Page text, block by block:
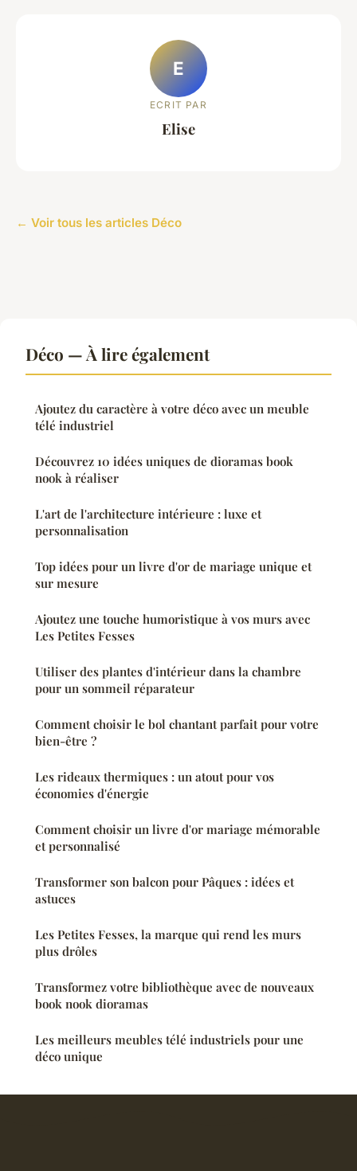
E
ECRIT PAR
Elise
← Voir tous les articles Déco
Déco — À lire également
Ajoutez du caractère à votre déco avec un meuble
télé industriel
Découvrez 10 idées uniques de dioramas book
nook à réaliser
L'art de l'architecture intérieure : luxe et
personnalisation
Top idées pour un livre d'or de mariage unique et
sur mesure
Ajoutez une touche humoristique à vos murs avec
Les Petites Fesses
Utiliser des plantes d'intérieur dans la chambre
pour un sommeil réparateur
Comment choisir le bol chantant parfait pour votre
bien-être ?
Les rideaux thermiques : un atout pour vos
économies d'énergie
Comment choisir un livre d'or mariage mémorable
et personnalisé
Transformer son balcon pour Pâques : idées et
astuces
Les Petites Fesses, la marque qui rend les murs
plus drôles
Transformez votre bibliothèque avec de nouveaux
book nook dioramas
Les meilleurs meubles télé industriels pour une
déco unique